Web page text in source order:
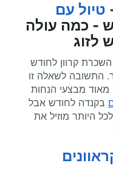
טיול עם
- כמה עולה
לזוג
קרוון לחודש
התשובה לשאלה זו
מאוד מבצעי הנחות
בקנדה לחודש אבל
היותר מוזיל את